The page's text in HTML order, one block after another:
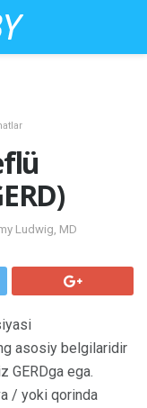
Ludwig, MD
asosiy belgilaridir
GERDga ega.
/ yoki qorinda